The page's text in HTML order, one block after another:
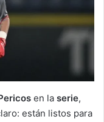
en la serie,
están listos para